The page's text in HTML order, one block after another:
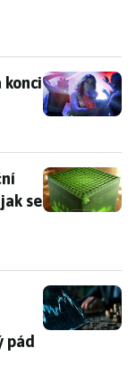
konci srpna se
konci
nástroj. Zítra
se
inteligence?
pád